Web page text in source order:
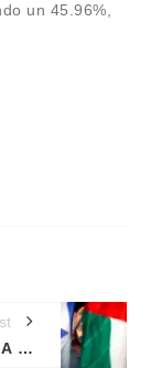
un 45.96%,
HAY CONSENSO EN EL G20 PARA CREAR UN ESTADO PALESTINO